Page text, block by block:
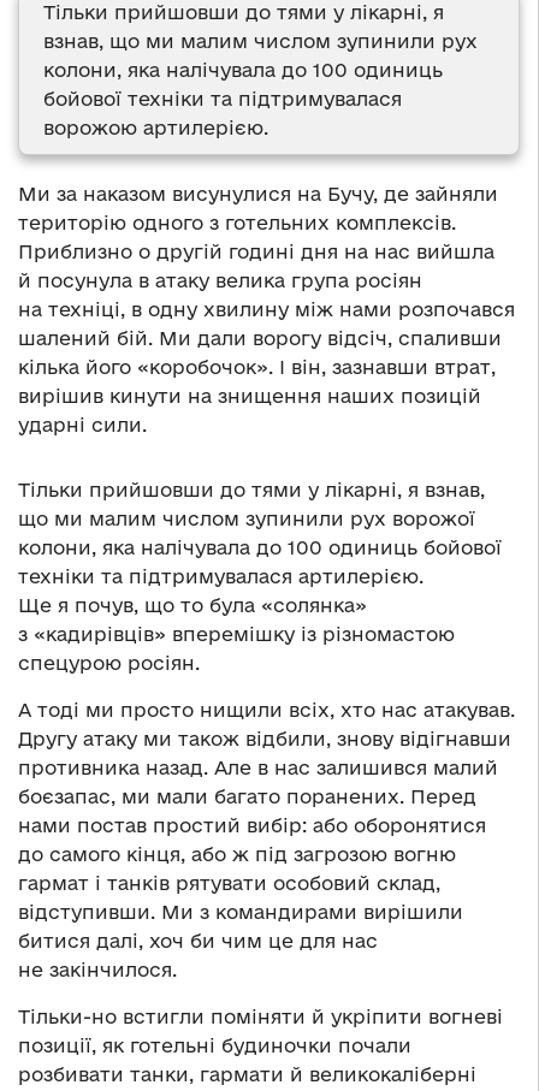
Тільки прийшовши до тями у лікарні, я
взнав, що ми малим числом зупинили рух
колони, яка налічувала до 100 одиниць
бойової техніки та підтримувалася
ворожою артилерією.
Ми за наказом висунулися на Бучу, де зайняли
територію одного з готельних комплексів.
Приблизно о другій годині дня на нас вийшла
й посунула в атаку велика група росіян
на техніці, в одну хвилину між нами розпочався
шалений бій. Ми дали ворогу відсіч, спаливши
кілька його «коробочок». І він, зазнавши втрат,
вирішив кинути на знищення наших позицій
ударні сили.
Тільки прийшовши до тями у лікарні, я взнав,
що ми малим числом зупинили рух ворожої
колони, яка налічувала до 100 одиниць бойової
техніки та підтримувалася артилерією.
Ще я почув, що то була «солянка»
з «кадирівців» вперемішку із різномастою
спецурою росіян.
А тоді ми просто нищили всіх, хто нас атакував.
Другу атаку ми також відбили, знову відігнавши
противника назад. Але в нас залишився малий
боєзапас, ми мали багато поранених. Перед
нами постав простий вибір: або оборонятися
до самого кінця, або ж під загрозою вогню
гармат і танків рятувати особовий склад,
відступивши. Ми з командирами вирішили
битися далі, хоч би чим це для нас
не закінчилося.
Тільки-но встигли поміняти й укріпити вогневі
позиції, як готельні будиночки почали
розбивати танки, гармати й великокаліберні